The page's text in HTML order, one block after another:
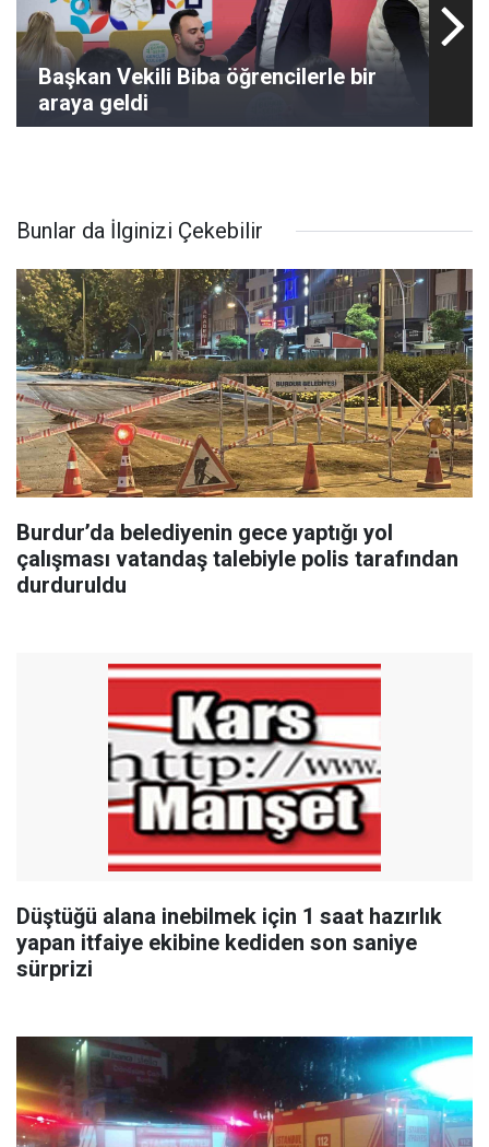
Başkan Vekili Biba öğrencilerle bir
araya geldi
Bunlar da İlginizi Çekebilir
Burdur’da belediyenin gece yaptığı yol
çalışması vatandaş talebiyle polis tarafından
durduruldu
Düştüğü alana inebilmek için 1 saat hazırlık
yapan itfaiye ekibine kediden son saniye
sürprizi